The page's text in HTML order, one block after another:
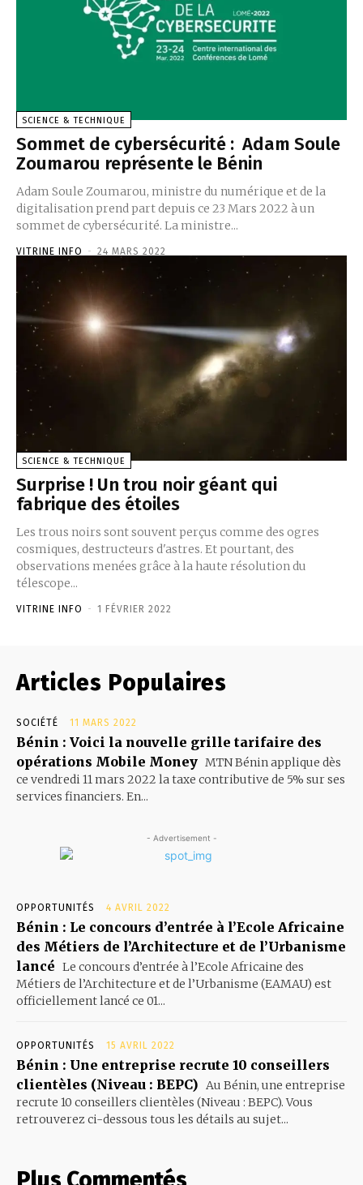
SCIENCE & TECHNIQUE
Sommet de cybersécurité : Adam Soule
Zoumarou représente le Bénin
Adam Soule Zoumarou, ministre du numérique et de la
digitalisation prend part depuis ce 23 Mars 2022 à un
sommet de cybersécurité. La ministre...
VITRINE INFO - 24 MARS 2022
SCIENCE & TECHNIQUE
Surprise ! Un trou noir géant qui
fabrique des étoiles
Les trous noirs sont souvent perçus comme des ogres
cosmiques, destructeurs d'astres. Et pourtant, des
observations menées grâce à la haute résolution du
télescope...
VITRINE INFO - 1 FÉVRIER 2022
Articles Populaires
SOCIÉTÉ 11 MARS 2022
Bénin : Voici la nouvelle grille tarifaire des
opérations Mobile Money MTN Bénin applique dès
ce vendredi 11 mars 2022 la taxe contributive de 5% sur ses
services financiers. En...
- Advertisement -
OPPORTUNITÉS 4 AVRIL 2022
Bénin : Le concours d’entrée à l’Ecole Africaine
des Métiers de l’Architecture et de l’Urbanisme
lancé Le concours d’entrée à l’Ecole Africaine des
Métiers de l’Architecture et de l’Urbanisme (EAMAU) est
officiellement lancé ce 01...
OPPORTUNITÉS 15 AVRIL 2022
Bénin : Une entreprise recrute 10 conseillers
clientèles (Niveau : BEPC) Au Bénin, une entreprise
recrute 10 conseillers clientèles (Niveau : BEPC). Vous
retrouverez ci-dessous tous les détails au sujet...